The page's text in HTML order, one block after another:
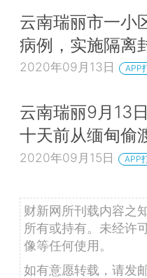
云南瑞丽市一小
病例，实施隔离
2020年09月13日 APP
云南瑞丽9月13
十天前从缅甸偷
2020年09月15日 APP
财新网所刊载内容之
所有或持有。未经许
像等任何使用。
如有意愿转载，请发